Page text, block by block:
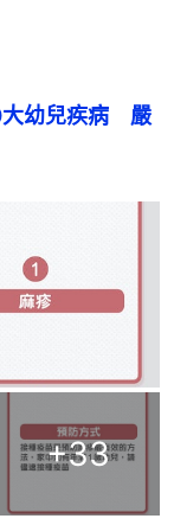
幼兒疾病　嚴
+33